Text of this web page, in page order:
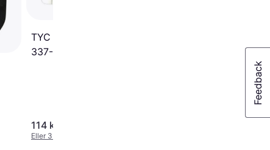
TYC Spejlglas, udvendig
337-0148-1
114 kr.
Eller 3 betalinger af 38 kr.